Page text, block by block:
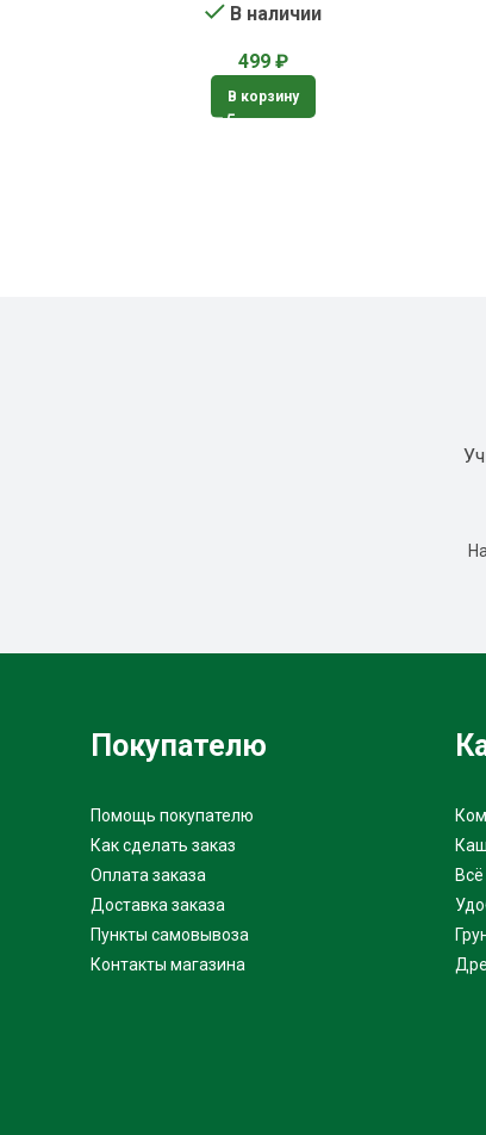
В наличии
499₽
В корзину
Покупателю
Помощь покупателю
Как сделать заказ
Оплата заказа
Доставка заказа
Пункты самовывоза
Контакты магазина